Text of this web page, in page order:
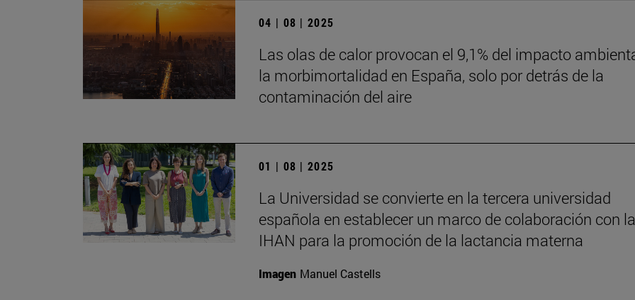
04 | 08 | 2025
Las olas de calor provocan el 9,1% del impacto
la morbimortalidad en España, solo por detrás de la
contaminación del aire
01 | 08 | 2025
La Universidad se convierte en la tercera universidad
española en establecer un marco de colaboración con la
IHAN para la promoción de la lactancia materna
Imagen Manuel Castells